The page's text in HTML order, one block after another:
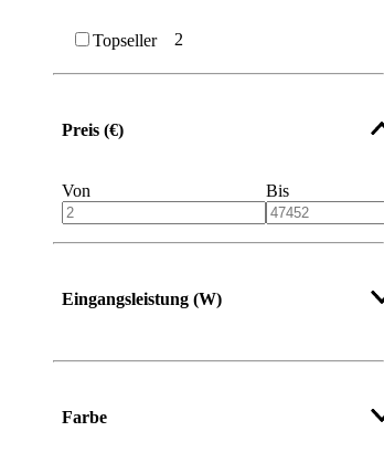
Topseller 2
Preis (€)
Von Bis
Eingangsleistung (W)
Farbe